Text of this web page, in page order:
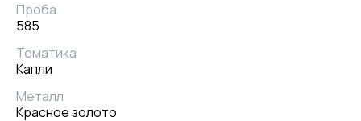
Проба
585
Тематика
Капли
Металл
Красное золото